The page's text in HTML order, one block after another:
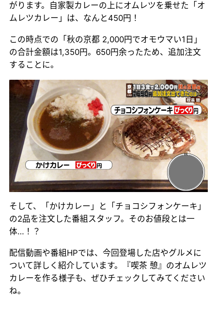
がります。自家製カレーの上にオムレツを乗せた「オ
ムレツカレー」は、なんと450円！
この時点での「秋の京都 2,000円でオモウマい1日」
の合計金額は1,350円。650円余ったため、追加注文
することに。
そして、「かけカレー」と「チョコシフォンケーキ」
の2品を注文した番組スタッフ。そのお値段とは一
体…！？
配信動画や番組HPでは、今回登場した店やグルメに
ついて詳しく紹介しています。『喫茶 憩』のオムレツ
カレーを作る様子も、ぜひチェックしてみてください
ね。